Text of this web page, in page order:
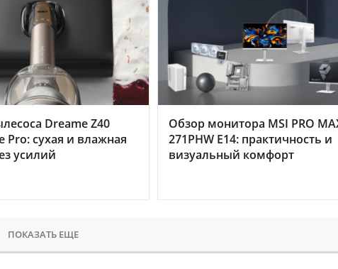
Dreame Z40
Pro: сухая и влажная
усилий
Обзор монитора MSI PRO
271PHW E14: практичность и
визуальный комфорт
ПОКАЗАТЬ ЕЩЕ